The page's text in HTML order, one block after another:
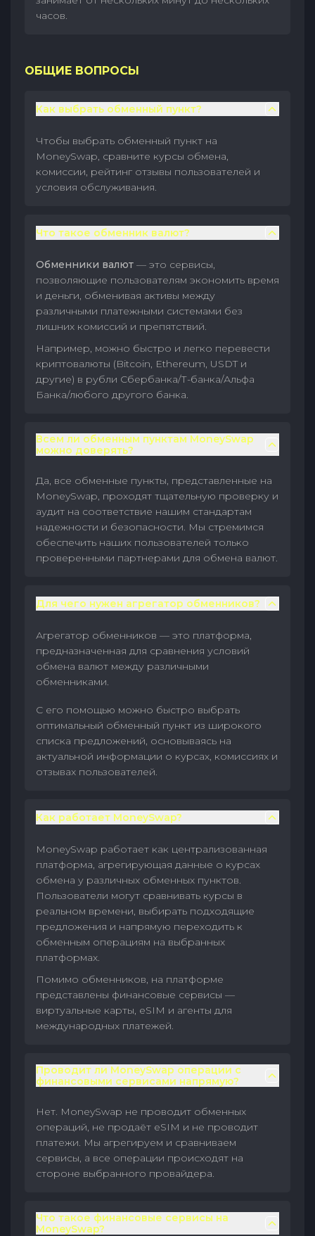
часов.
ОБЩИЕ ВОПРОСЫ
Как выбрать обменный пункт?
Чтобы выбрать обменный пункт на
MoneySwap, сравните курсы обмена,
комиссии, рейтинг отзывы пользователей и
условия обслуживания.
Что такое обменник валют?
Обменники валют — это сервисы,
позволяющие пользователям экономить время
и деньги, обменивая активы между
различными платежными системами без
лишних комиссий и препятствий.
Например, можно быстро и легко перевести
криптовалюты (Bitcoin, Ethereum, USDT и
другие) в рубли Сбербанка/Т-банка/Альфа
Банка/любого другого банка.
Всем ли обменным пунктам MoneySwap
можно доверять?
Да, все обменные пункты, представленные на
MoneySwap, проходят тщательную проверку и
аудит на соответствие нашим стандартам
надежности и безопасности. Мы стремимся
обеспечить наших пользователей только
проверенными партнерами для обмена валют.
Для чего нужен агрегатор обменников?
Агрегатор обменников — это платформа,
предназначенная для сравнения условий
обмена валют между различными
обменниками.
С его помощью можно быстро выбрать
оптимальный обменный пункт из широкого
списка предложений, основываясь на
актуальной информации о курсах, комиссиях и
отзывах пользователей.
Как работает MoneySwap?
MoneySwap работает как централизованная
платформа, агрегирующая данные о курсах
обмена у различных обменных пунктов.
Пользователи могут сравнивать курсы в
реальном времени, выбирать подходящие
предложения и напрямую переходить к
обменным операциям на выбранных
платформах.
Помимо обменников, на платформе
представлены финансовые сервисы —
виртуальные карты, eSIM и агенты для
международных платежей.
Проводит ли MoneySwap операции с
финансовыми сервисами напрямую?
Нет. MoneySwap не проводит обменных
операций, не продаёт eSIM и не проводит
платежи. Мы агрегируем и сравниваем
сервисы, а все операции происходят на
стороне выбранного провайдера.
Что такое финансовые сервисы на
MoneySwap?